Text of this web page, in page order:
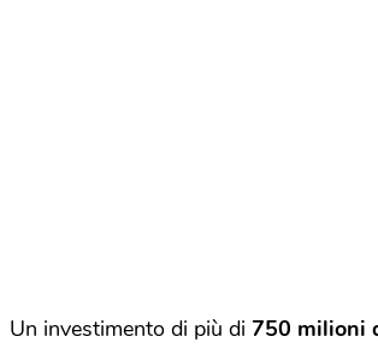
Un investimento di più di 750 milioni